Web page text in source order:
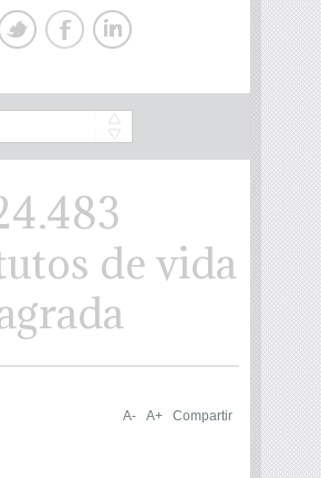
de vida
A- A+ Compartir